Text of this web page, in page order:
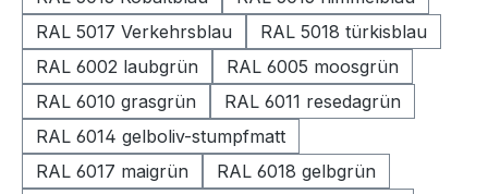
RAL 5017 Verkehrsblau
RAL 5018 türkisblau
RAL 6002 laubgrün
RAL 6005 moosgrün
RAL 6010 grasgrün
RAL 6011 resedagrün
RAL 6014 gelboliv-stumpfmatt
RAL 6017 maigrün
RAL 6018 gelbgrün